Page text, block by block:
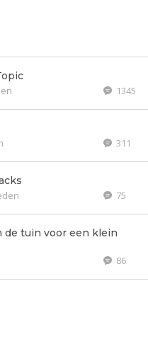
1345
311
75
de tuin voor een klein
86